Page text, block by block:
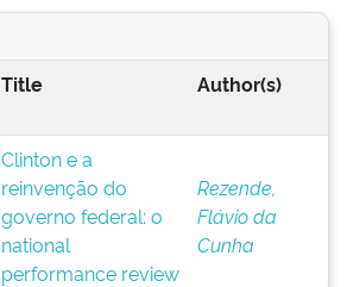
Title Author(s)
Clinton e a
reinvenção do
governo federal: o
national
performance review
Rezende,
Flávio da
Cunha